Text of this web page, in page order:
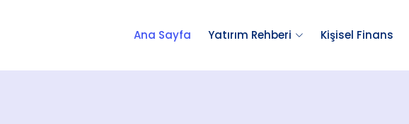
Ana Sayfa Yatırım Rehberi Kişisel Finans